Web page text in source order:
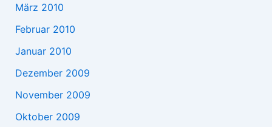
März 2010
Februar 2010
Januar 2010
Dezember 2009
November 2009
Oktober 2009